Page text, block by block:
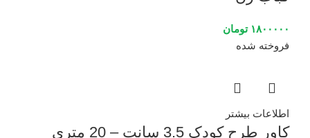
۱۸۰۰۰۰۰ تومان
فروخته شده
اطلاعات بیشتر
کاور طرح کودک 3.5 سانت – 20 متری